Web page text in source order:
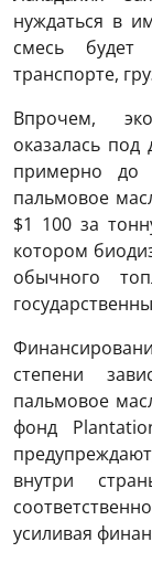
нуждаться в
смесь будет
транспорте,
Впрочем,
оказалась
примерно до
пальмовое
$1 100 за
котором
обычного
степени
пальмовое
фонд
внутри
усиливая